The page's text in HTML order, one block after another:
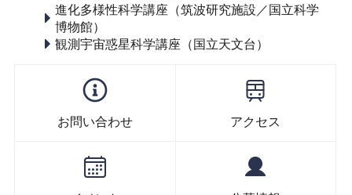
進化多様性科学講座（筑波研究施設／国立科学
博物館）
観測宇宙惑星科学講座（国立天文台）
お問い合わせ アクセス